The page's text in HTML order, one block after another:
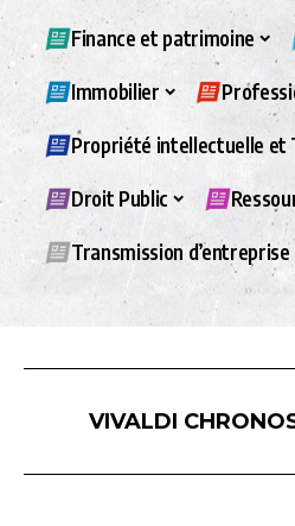
Finance et patrimoine
Immobilier
Propriété intellectuelle et
Droit Public
Transmission d’entreprise
VIVALDI